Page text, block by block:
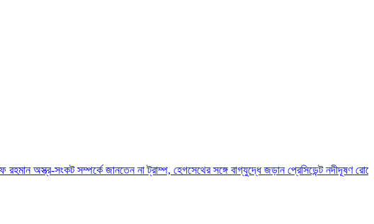
সম্পর্কে জানতেন না ট্রাম্প, হেগসেথের সঙ্গে বাগ্‌যুদ্ধে জড়ান প্রেসিডেন্টনদীদূষণ রোধে সমন্বিত